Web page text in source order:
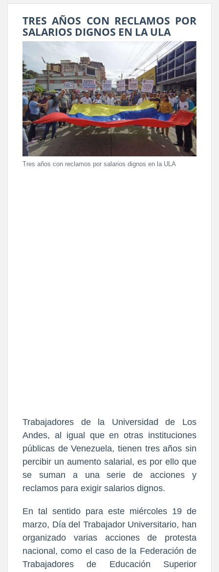
TRES AÑOS CON RECLAMOS POR
SALARIOS DIGNOS EN LA ULA
Tres años con reclamos por salarios dignos en la ULA
Trabajadores de la Universidad de Los
Andes, al igual que en otras instituciones
públicas de Venezuela, tienen tres años sin
percibir un aumento salarial, es por ello que
se suman a una serie de acciones y
reclamos para exigir salarios dignos.
En tal sentido para este miércoles 19 de
marzo, Día del Trabajador Universitario, han
organizado varias acciones de protesta
nacional, como el caso de la Federación de
Trabajadores de Educación Superior